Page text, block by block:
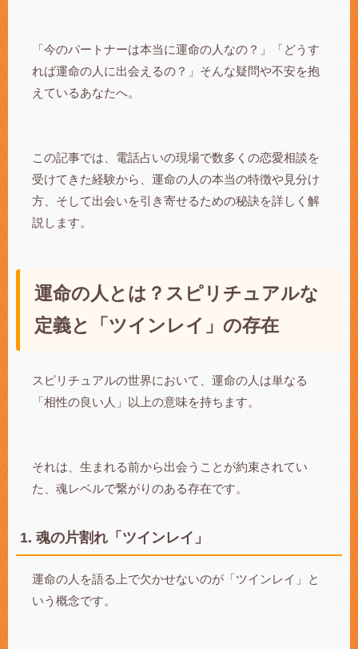
「今のパートナーは本当に運命の人なの？」「どうす
れば運命の人に出会えるの？」そんな疑問や不安を抱
えているあなたへ。
この記事では、電話占いの現場で数多くの恋愛相談を
受けてきた経験から、運命の人の本当の特徴や見分け
方、そして出会いを引き寄せるための秘訣を詳しく解
説します。
運命の人とは？スピリチュアルな
定義と「ツインレイ」の存在
スピリチュアルの世界において、運命の人は単なる
「相性の良い人」以上の意味を持ちます。
それは、生まれる前から出会うことが約束されてい
た、魂レベルで繋がりのある存在です。
1. 魂の片割れ「ツインレイ」
運命の人を語る上で欠かせないのが「ツインレイ」と
いう概念です。